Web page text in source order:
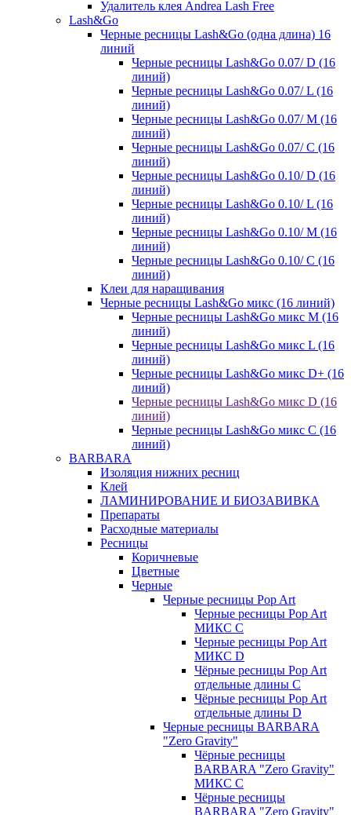
Удалитель клея Andrea Lash Free
Lash&Go
Черные ресницы Lash&Go (одна длина) 16
линий
Черные ресницы Lash&Go 0.07/ D (16
линий)
Черные ресницы Lash&Go 0.07/ L (16
линий)
Черные ресницы Lash&Go 0.07/ М (16
линий)
Черные ресницы Lash&Go 0.07/ С (16
линий)
Черные ресницы Lash&Go 0.10/ D (16
линий)
Черные ресницы Lash&Go 0.10/ L (16
линий)
Черные ресницы Lash&Go 0.10/ М (16
линий)
Черные ресницы Lash&Go 0.10/ С (16
линий)
Клеи для наращивания
Черные ресницы Lash&Go микс (16 линий)
Черные ресницы Lash&Go микс M (16
линий)
Черные ресницы Lash&Go микс L (16
линий)
Черные ресницы Lash&Go микс D+ (16
линий)
Черные ресницы Lash&Go микс D (16
линий)
Черные ресницы Lash&Go микс C (16
линий)
BARBARA
Изоляция нижних ресниц
Клей
ЛАМИНИРОВАНИЕ И БИОЗАВИВКА
Препараты
Расходные материалы
Ресницы
Коричневые
Цветные
Черные
Черные ресницы Pop Art
Черные ресницы Pop Art
МИКС C
Черные ресницы Pop Art
МИКС D
Чёрные ресницы Pop Art
отдельные длины С
Чёрные ресницы Pop Art
отдельные длины D
Черные ресницы BARBARA
"Zero Gravity"
Чёрные ресницы
BARBARA "Zero Gravity"
МИКС C
Чёрные ресницы
BARBARA "Zero Gravity"